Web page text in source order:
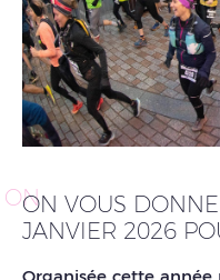
ONON VOUS
JANVIER 2026